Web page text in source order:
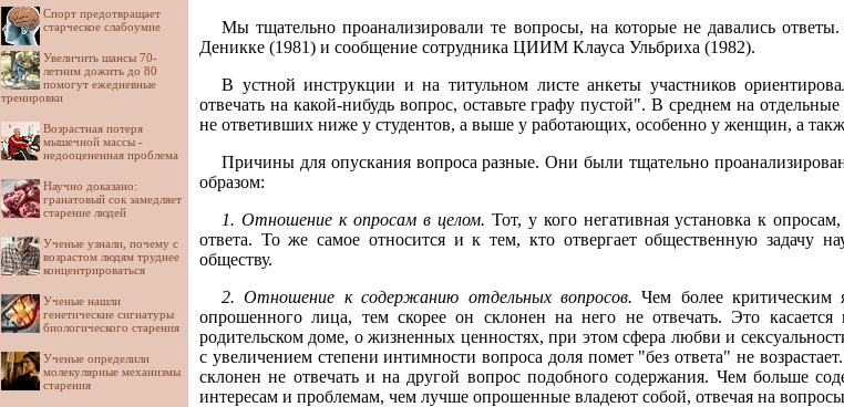
Спорт предотвращает
старческое слабоумие
Увеличить шансы 70-
летним дожить до 80
помогут ежедневные
тренировки
Возрастная потеря
мышечной массы -
недооцененная проблема
Научно доказано:
гранатовый сок замедляет
старение людей
Ученые узнали, почему с
возрастом людям труднее
концентрироваться
Ученые нашли
генетические сигнатуры
биологического старения
Ученые определили
молекулярные механизмы
старения
Мы тщательно проанализировали те вопросы, на которые не давались
Деникке (1981) и сообщение сотрудника ЦИИМ Клауса Ульбриха (1982).
В устной инструкции и на титульном листе анкеты участников
отвечать на какой-нибудь вопрос, оставьте графу пустой". В среднем на
не ответивших ниже у студентов, а выше у работающих, особенно у женщин, а
Причины для опускания вопроса разные. Они были тщательно
образом:
1. Отношение к опросам в целом. Тот, у кого негативная установка к
ответа. То же самое относится и к тем, кто отвергает общественную задачу
обществу.
2. Отношение к содержанию отдельных вопросов. Чем более критическим
опрошенного лица, тем скорее он склонен на него не отвечать. Это
родительском доме, о жизненных ценностях, при этом сфера любви и
с увеличением степени интимности вопроса доля помет "без ответа" не
склонен не отвечать и на другой вопрос подобного содержания. Чем больше
интересам и проблемам, чем лучше опрошенные владеют собой, отвечая на